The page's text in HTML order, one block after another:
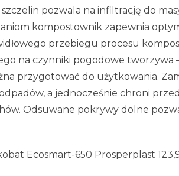
pozwala na infiltrację do
kompostownik zapewnia
przebiegu procesu
na czynniki pogodowe tworzywa
przygotować do użytkowania.
a jednocześnie chroni
Odsuwane pokrywy dolne
Ecosmart-650 Prosperplast